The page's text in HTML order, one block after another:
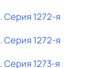
. Серия 1272-я
. Серия 1272-я
. Серия 1273-я